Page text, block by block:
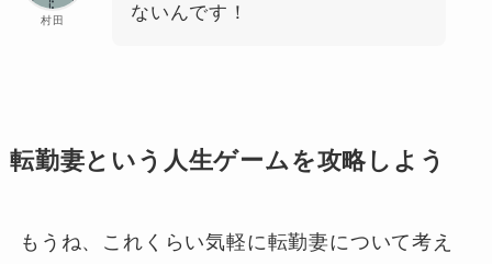
村田
ないんです！
転勤妻という人生ゲームを攻略しよう
もうね、これくらい気軽に転勤妻について考え